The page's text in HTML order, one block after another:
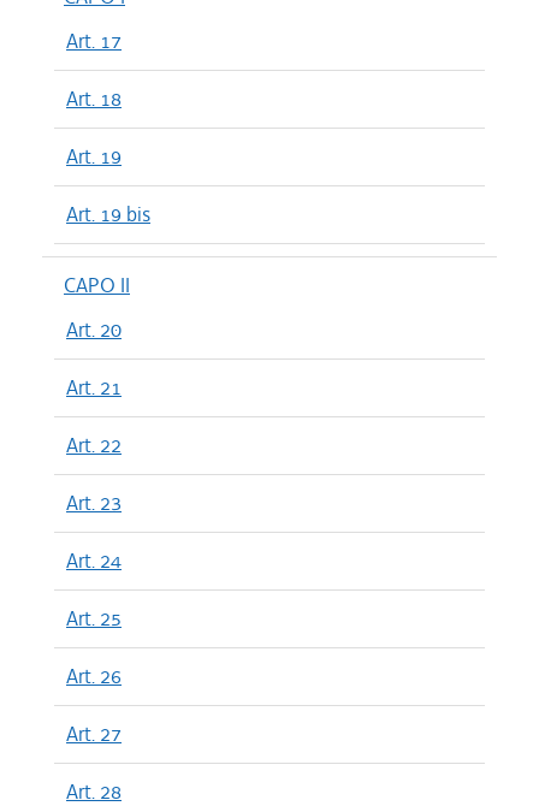
Art. 17
Art. 18
Art. 19
Art. 19 bis
CAPO II
Art. 20
Art. 21
Art. 22
Art. 23
Art. 24
Art. 25
Art. 26
Art. 27
Art. 28